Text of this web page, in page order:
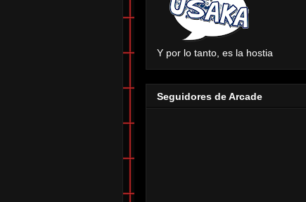
Y por lo tanto, es la hostia
Seguidores de Arcade